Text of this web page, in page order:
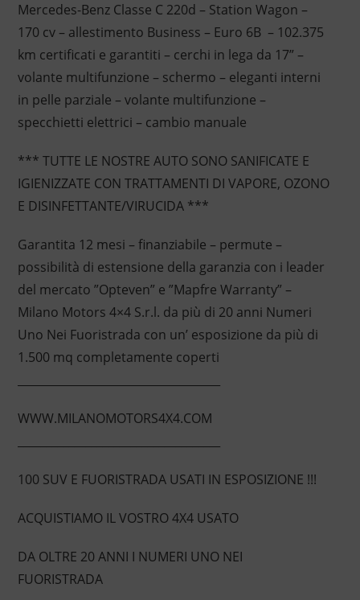
Mercedes-Benz Classe C 220d – Station Wagon –
170 cv – allestimento Business – Euro 6B – 102.375
km certificati e garantiti – cerchi in lega da 17” –
volante multifunzione – schermo – eleganti interni
in pelle parziale – volante multifunzione –
specchietti elettrici – cambio manuale
*** TUTTE LE NOSTRE AUTO SONO SANIFICATE E
IGIENIZZATE CON TRATTAMENTI DI VAPORE, OZONO
E DISINFETTANTE/VIRUCIDA ***
Garantita 12 mesi – finanziabile – permute –
possibilità di estensione della garanzia con i leader
del mercato ”Opteven” e ”Mapfre Warranty” –
Milano Motors 4×4 S.r.l. da più di 20 anni Numeri
Uno Nei Fuoristrada con un’ esposizione da più di
1.500 mq completamente coperti
WWW.MILANOMOTORS4X4.COM
100 SUV E FUORISTRADA USATI IN ESPOSIZIONE !!!
ACQUISTIAMO IL VOSTRO 4X4 USATO
DA OLTRE 20 ANNI I NUMERI UNO NEI
FUORISTRADA